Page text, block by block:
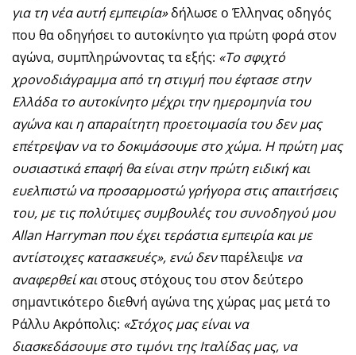
για τη νέα αυτή εμπειρία»δήλωσε ο Έλληνας οδηγός
που θα οδηγήσει το αυτοκίνητο για πρώτη φορά στον
αγώνα, συμπληρώνοντας τα εξής: «Το σφιχτό
χρονοδιάγραμμα από τη στιγμή που έφτασε στην
Ελλάδα το αυτοκίνητο μέχρι την ημερομηνία του
αγώνα και η απαραίτητη προετοιμασία του δεν μας
επέτρεψαν να το δοκιμάσουμε στο χώμα. Η πρώτη μας
ουσιαστικά επαφή θα είναι στην πρώτη ειδική και
ευελπιστώ να προσαρμοστώ γρήγορα στις απαιτήσεις
του, με τις πολύτιμες συμβουλές του συνοδηγού μου
Allan Harryman που έχει τεράστια εμπειρία και με
αντίστοιχες κατασκευές», ενώ δενπαρέλειψε να
αναφερθεί καιστους στόχους του στον δεύτερο
σημαντικότερο διεθνή αγώνα της χώρας μας μετά το
Ράλλυ Ακρόπολις: «Στόχος μας είναι να
διασκεδάσουμε στο τιμόνι της Ιταλίδας μας, να